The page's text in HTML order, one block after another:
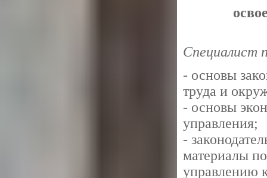
Специалист
- основы
труда и
- основы
управления;
-
материалы
управлению